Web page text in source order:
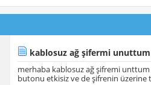
kablosuz ağ şifermi unuttum
merhaba kablosuz ağ şifremi
butonu etkisiz ve de şifrenin üzerine